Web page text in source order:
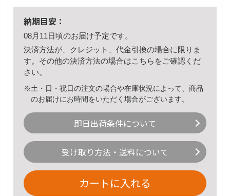
納期目安：
08月11日頃のお届け予定です。
決済方法が、クレジット、代金引換の場合に限りま
す。その他の決済方法の場合はこちら をご確認くだ
さい。
※土・日・祝日の注文の場合や在庫状況によって、商品
のお届けにお時間をいただく場合がございます。
即日出荷条件について
受け取り方法・送料について
カートに入れる